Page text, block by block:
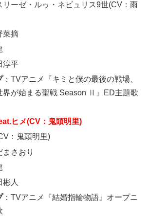
リーゼ・ルゥ・ネビュリス9世(CV：雨
菜摘
淳平
：TVアニメ『キミと僕の最後の戦場、
界が始まる聖戦 Season Ⅱ』ED主題歌
ヒメ(CV：鬼頭明里)
：鬼頭明里)
まさおり
彬人
：TVアニメ『結婚指輪物語』オープニ